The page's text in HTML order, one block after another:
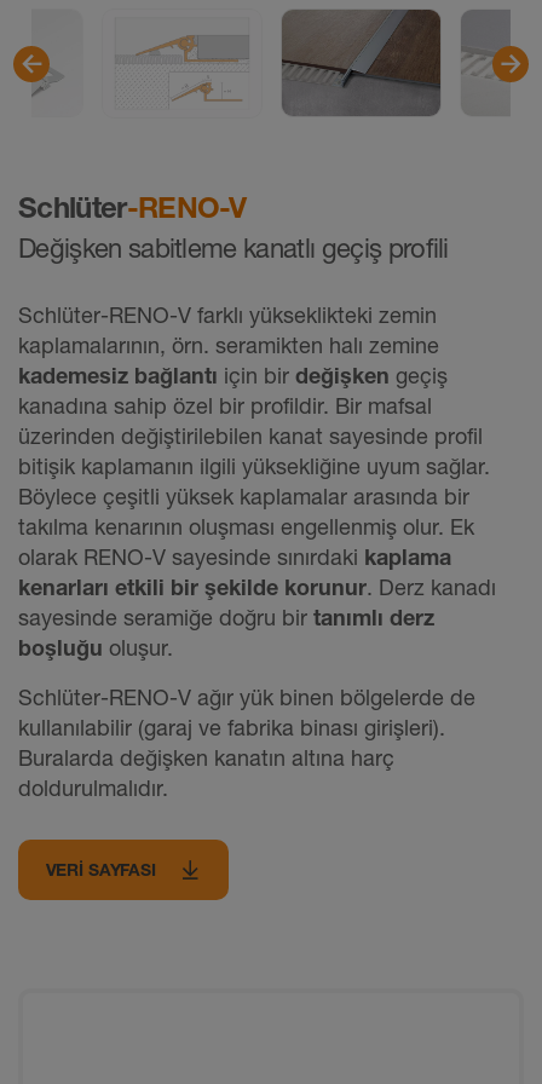
Schlüter-RENO-V
Değişken sabitleme kanatlı geçiş profili
Schlüter-RENO-V farklı yükseklikteki zemin
kaplamalarının, örn. seramikten halı zemine
kademesiz bağlantı için bir değişken geçiş
kanadına sahip özel bir profildir. Bir mafsal
üzerinden değiştirilebilen kanat sayesinde profil
bitişik kaplamanın ilgili yüksekliğine uyum sağlar.
Böylece çeşitli yüksek kaplamalar arasında bir
takılma kenarının oluşması engellenmiş olur. Ek
olarak RENO-V sayesinde sınırdaki kaplama
kenarları etkili bir şekilde korunur. Derz kanadı
sayesinde seramiğe doğru bir tanımlı derz
boşluğu oluşur.
Schlüter-RENO-V ağır yük binen bölgelerde de
kullanılabilir (garaj ve fabrika binası girişleri).
Buralarda değişken kanatın altına harç
doldurulmalıdır.
VERI SAYFASI